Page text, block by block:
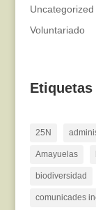
Uncategorized
Voluntariado
Etiquetas
25N
Amayuelas
biodiversidad
comunicades